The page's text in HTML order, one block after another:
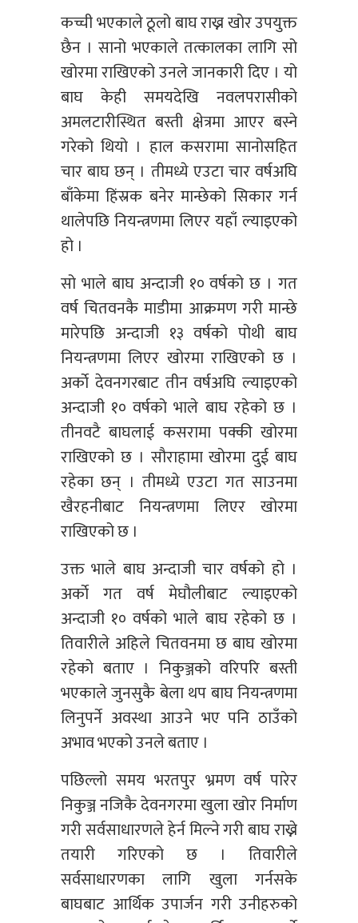
कच्ची भएकाले ठूलो बाघ राख्न खोर उपयुक्त
छैन । सानो भएकाले तत्कालका लागि सो
खोरमा राखिएको उनले जानकारी दिए । यो
बाघ केही समयदेखि नवलपरासीको
अमलटारीस्थित बस्ती क्षेत्रमा आएर बस्ने
गरेको थियो । हाल कसरामा सानोसहित
चार बाघ छन् । तीमध्ये एउटा चार वर्षअघि
बाँकेमा हिंस्रक बनेर मान्छेको सिकार गर्न
थालेपछि नियन्त्रणमा लिएर यहाँ ल्याइएको
हो ।
सो भाले बाघ अन्दाजी १० वर्षको छ । गत
वर्ष चितवनकै माडीमा आक्रमण गरी मान्छे
मारेपछि अन्दाजी १३ वर्षको पोथी बाघ
नियन्त्रणमा लिएर खोरमा राखिएको छ ।
अर्काे देवनगरबाट तीन वर्षअघि ल्याइएको
अन्दाजी १० वर्षको भाले बाघ रहेको छ ।
तीनवटै बाघलाई कसरामा पक्की खोरमा
राखिएको छ । सौराहामा खोरमा दुई बाघ
रहेका छन् । तीमध्ये एउटा गत साउनमा
खैरहनीबाट नियन्त्रणमा लिएर खोरमा
राखिएको छ ।
उक्त भाले बाघ अन्दाजी चार वर्षको हो ।
अर्काे गत वर्ष मेघौलीबाट ल्याइएको
अन्दाजी १० वर्षको भाले बाघ रहेको छ ।
तिवारीले अहिले चितवनमा छ बाघ खोरमा
रहेको बताए । निकुञ्जको वरिपरि बस्ती
भएकाले जुनसुकै बेला थप बाघ नियन्त्रणमा
लिनुपर्ने अवस्था आउने भए पनि ठाउँको
अभाव भएको उनले बताए ।
पछिल्लो समय भरतपुर भ्रमण वर्ष पारेर
निकुञ्ज नजिकै देवनगरमा खुला खोर निर्माण
गरी सर्वसाधारणले हेर्न मिल्ने गरी बाघ राख्ने
तयारी गरिएको छ । तिवारीले
सर्वसाधारणका लागि खुला गर्नसके
बाघबाट आर्थिक उपार्जन गरी उनीहरुको